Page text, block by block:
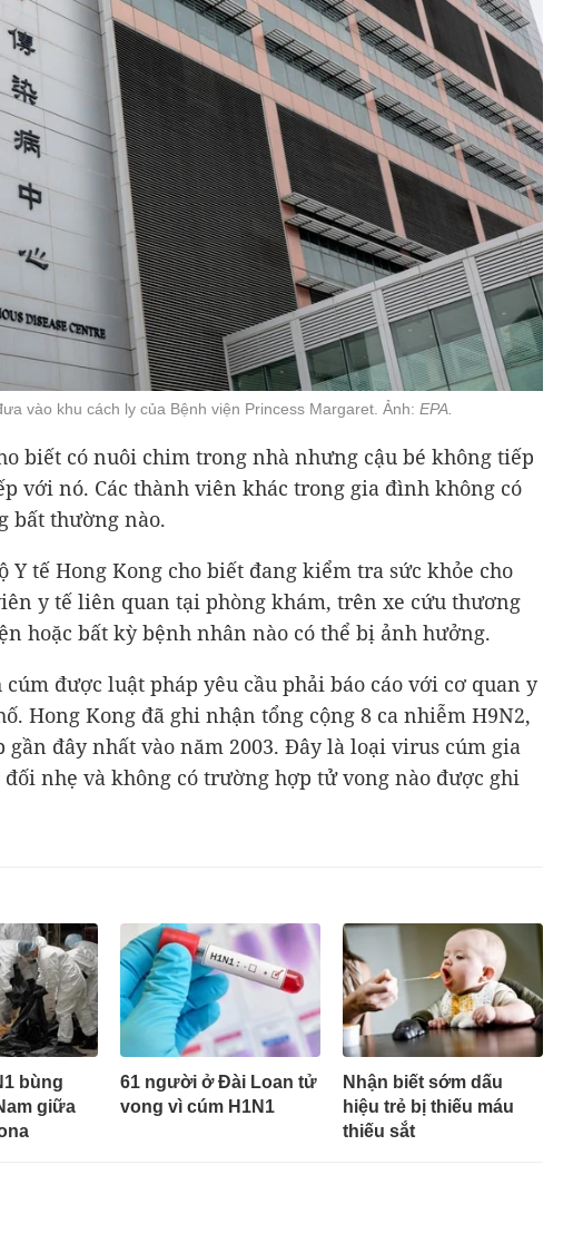
vào khu cách ly của Bệnh viện Princess Margaret. Ảnh: EPA.
biết có nuôi chim trong nhà nhưng cậu bé không tiếp
với nó. Các thành viên khác trong gia đình không có
bất thường nào.
Y tế Hong Kong cho biết đang kiểm tra sức khỏe cho
y tế liên quan tại phòng khám, trên xe cứu thương
hoặc bất kỳ bệnh nhân nào có thể bị ảnh hưởng.
cúm được luật pháp yêu cầu phải báo cáo với cơ quan y
Hong Kong đã ghi nhận tổng cộng 8 ca nhiễm H9N2,
gần đây nhất vào năm 2003. Đây là loại virus cúm gia
nhẹ và không có trường hợp tử vong nào được ghi
bùng
giữa
61 người ở Đài Loan tử
vong vì cúm H1N1
Nhận biết sớm dấu
hiệu trẻ bị thiếu máu
thiếu sắt